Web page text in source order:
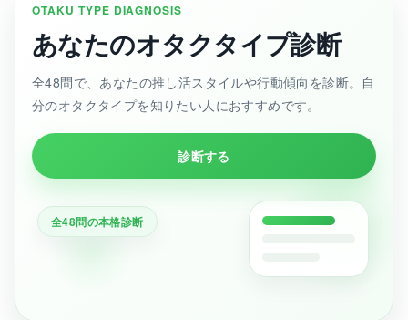
OTAKU TYPE DIAGNOSIS
あなたのオタクタイプ診断
全48問で、あなたの推し活スタイルや行動傾向を診断。自
分のオタクタイプを知りたい人におすすめです。
診断する
全48問の本格診断